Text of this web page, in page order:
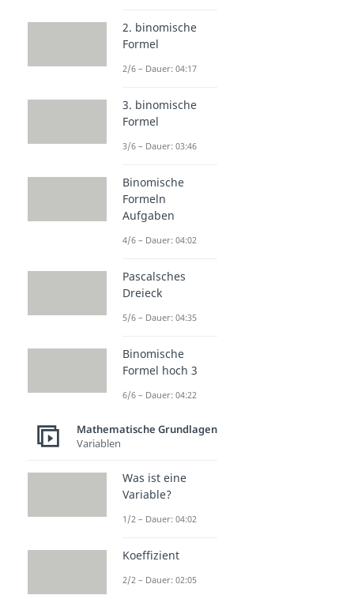
2. binomische
Formel
2/6 – Dauer: 04:17
3. binomische
Formel
3/6 – Dauer: 03:46
Binomische
Formeln
Aufgaben
4/6 – Dauer: 04:02
Pascalsches
Dreieck
5/6 – Dauer: 04:35
Binomische
Formel hoch 3
6/6 – Dauer: 04:22
Mathematische Grundlagen
Variablen
Was ist eine
Variable?
1/2 – Dauer: 04:02
Koeffizient
2/2 – Dauer: 02:05